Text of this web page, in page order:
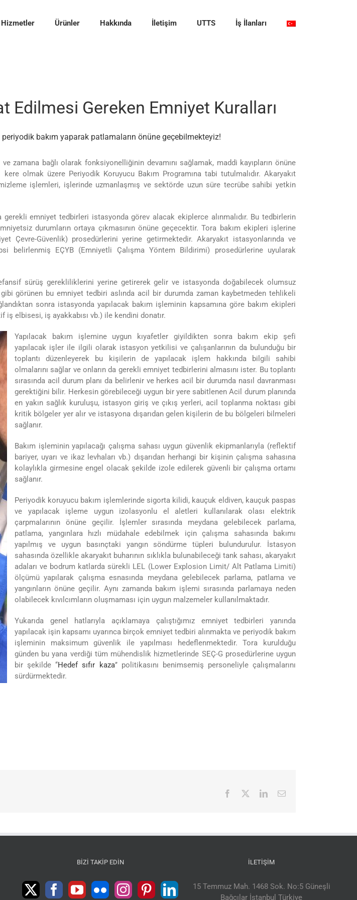
Hizmetler Ürünler Hakkında İletişim UTTS İş İlanları
Edilmesi Gereken Emniyet Kuralları
bakım yaparak patlamaların önüne geçebilmekteyiz!
zamana bağlı olarak fonksiyonelliğinin devamını sağlamak, maddi kayıpların önüne
olmak üzere Periyodik Koruyucu Bakım Programına tabi tutulmalıdır. Akaryakıt
işlemleri, işlerinde uzmanlaşmış ve sektörde uzun süre tecrübe sahibi yetkin
emniyet tedbirleri istasyonda görev alacak ekiplerce alınmalıdır. Bu tedbirlerin
durumların ortaya çıkmasının önüne geçecektir. Tora bakım ekipleri işlerine
Çevre-Güvenlik) prosedürlerini yerine getirmektedir. Akaryakıt istasyonlarında ve
belirlenmiş EÇYB (Emniyetli Çalışma Yöntem Bildirimi) prosedürlerine uyularak
sürüş gerekliliklerini yerine getirerek gelir ve istasyonda doğabilecek olumsuz
görünen bu emniyet tedbiri aslında acil bir durumda zaman kaybetmeden tehlikeli
sonra istasyonda yapılacak bakım işleminin kapsamına göre bakım ekipleri
elbisesi, iş ayakkabısı vb.) ile kendini donatır.
Yapılacak bakım işlemine uygun kıyafetler giyildikten sonra bakım ekip şefi
yapılacak işler ile ilgili olarak istasyon yetkilisi ve çalışanlarının da bulunduğu bir
toplantı düzenleyerek bu kişilerin de yapılacak işlem hakkında bilgili sahibi
olmalarını sağlar ve onların da gerekli emniyet tedbirlerini almasını ister. Bu toplantı
sırasında acil durum planı da belirlenir ve herkes acil bir durumda nasıl davranması
gerektiğini bilir. Herkesin görebileceği uygun bir yere sabitlenen Acil durum planında
en yakın sağlık kuruluşu, istasyon giriş ve çıkış yerleri, acil toplanma noktası gibi
kritik bölgeler yer alır ve istasyona dışarıdan gelen kişilerin de bu bölgeleri bilmeleri
sağlanır.
Bakım işleminin yapılacağı çalışma sahası uygun güvenlik ekipmanlarıyla (reflektif
bariyer, uyarı ve ikaz levhaları vb.) dışarıdan herhangi bir kişinin çalışma sahasına
kolaylıkla girmesine engel olacak şekilde izole edilerek güvenli bir çalışma ortamı
sağlanır.
Periyodik koruyucu bakım işlemlerinde sigorta kilidi, kauçuk eldiven, kauçuk paspas
ve yapılacak işleme uygun izolasyonlu el aletleri kullanılarak olası elektrik
çarpmalarının önüne geçilir. İşlemler sırasında meydana gelebilecek parlama,
patlama, yangınlara hızlı müdahale edebilmek için çalışma sahasında bakımı
yapılmış ve uygun basınçtaki yangın söndürme tüpleri bulundurulur. İstasyon
sahasında özellikle akaryakıt buharının sıklıkla bulunabileceği tank sahası, akaryakıt
adaları ve bodrum katlarda sürekli LEL (Lower Explosion Limit/ Alt Patlama Limiti)
ölçümü yapılarak çalışma esnasında meydana gelebilecek parlama, patlama ve
yangınların önüne geçilir. Aynı zamanda bakım işlemi sırasında parlamaya neden
olabilecek kıvılcımların oluşmaması için uygun malzemeler kullanılmaktadır.
Yukarıda genel hatlarıyla açıklamaya çalıştığımız emniyet tedbirleri yanında
yapılacak işin kapsamı uyarınca birçok emniyet tedbiri alınmakta ve periyodik bakım
işleminin maksimum güvenlik ile yapılması hedeflenmektedir. Tora kurulduğu
günden bu yana verdiği tüm mühendislik hizmetlerinde SEÇ-G prosedürlerine uygun
bir şekilde ‘‘Hedef sıfır kaza’’ politikasını benimsemiş personeliyle çalışmalarını
sürdürmektedir.
Facebook LinkedIn
E-
BIZI TAKIP EDIN İLETIŞIM
15 Temmuz Mah. 1468 Sok. No:5 Güneşli
Bağcılar İstanbul Türkiye